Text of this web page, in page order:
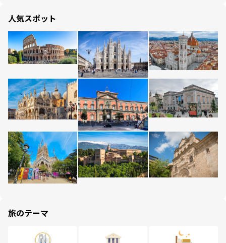
人気スポット
旅のテーマ